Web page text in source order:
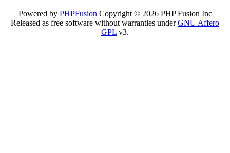
Powered by PHPFusion Copyright © 2026 PHP Fusion Inc
Released as free software without warranties underGNU Affero
GPL v3.